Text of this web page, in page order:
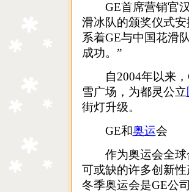
GE首席营销官汉
滑冰队的颁奖仪式
系着GE与中国花滑
成功。”
自2004年以来，
雪广场，为都灵公立
街灯升级。
GE和奥运会
作为奥运会全球
可或缺的许多创新
冬季奥运会是GE公